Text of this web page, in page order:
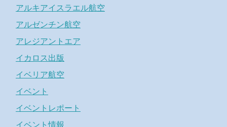
アルキアイスラエル航空
アルゼンチン航空
アレジアントエア
イカロス出版
イベリア航空
イベント
イベントレポート
イベント情報